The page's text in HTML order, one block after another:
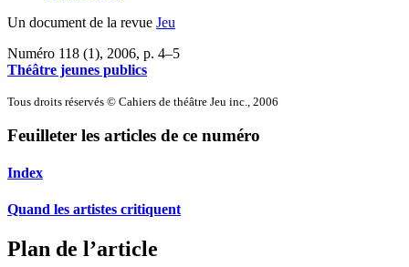
Un document de la revue Jeu
Numéro 118 (1), 2006, p. 4–5
Théâtre jeunes publics
Tous droits réservés © Cahiers de théâtre Jeu inc., 2006
Feuilleter les articles de ce numéro
Index
Quand les artistes critiquent
Plan de l’article